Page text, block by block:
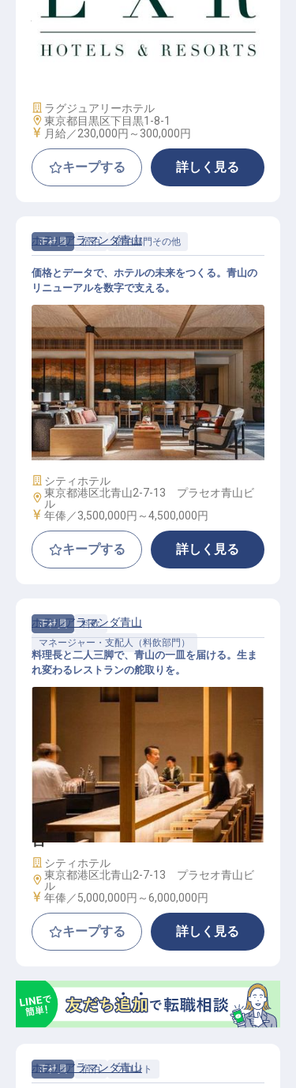
ハウスキーピングコーディネーター
│月給23万円～／2027年開業予定／
ヒルトンLXR東京初進出
施設業態
ラグジュアリーホテル
勤務地
東京都目黒区下目黒1-8-1
給与
月給／230,000円～ 300,000円
キープする 詳しく見る
正社員 宿泊 宿泊部門その他
レベニュー│年俸350万円～450万円
／2027年4月リニューアル／数字で
ホテルの成長を牽引する
ホテルアラマンダ青山
価格とデータで、ホテルの未来をつくる。青山の
リニューアルを数字で支える。
施設業態
シティホテル
勤務地
東京都港区北青山2-7-13 プラセオ青山ビ
ル
給与
年俸／3,500,000円～4,500,000円
キープする 詳しく見る
正社員
料飲
マネージャー・支配人（料飲部門）
西洋レストランマネージャー│年俸5
00万円～600万円／2027年4月全館
リニューアル／料理長と担う店舗運
営
ホテルアラマンダ青山
料理長と二人三脚で、青山の一皿を届ける。生ま
れ変わるレストランの舵取りを。
施設業態
シティホテル
勤務地
東京都港区北青山2-7-13 プラセオ青山ビ
ル
給与
年俸／5,000,000円～6,000,000円
キープする 詳しく見る
正社員 宿泊 フロント
ホテルアラマンダ青山